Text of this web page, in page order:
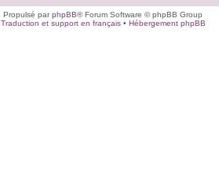
Propulsé parphpBB® Forum Software © phpBB Group
Traduction et support en français• Hébergement phpBB